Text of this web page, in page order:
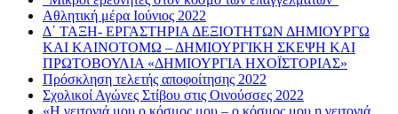
Αθλητική μέρα Ιούνιος 2022
Δ΄ ΤΑΞΗ- ΕΡΓΑΣΤΗΡΙΑ ΔΕΞΙΟΤΗΤΩΝ ΔΗΜΙΟΥΡΓΩ
ΚΑΙ ΚΑΙΝΟΤΟΜΩ – ΔΗΜΙΟΥΡΓΙΚΗ ΣΚΕΨΗ ΚΑΙ
ΠΡΩΤΟΒΟΥΛΙΑ «ΔΗΜΙΟΥΡΓΙΑ ΗΧΟΪΣΤΟΡΙΑΣ»
Πρόσκληση τελετής αποφοίτησης 2022
Σχολικοί Αγώνες Στίβου στις Οινούσσες 2022